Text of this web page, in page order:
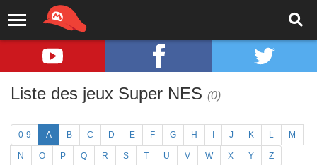
Liste des jeux Super NES (0)
0-9 A B C D E F G H J K L M
N O P Q R S T U V W X Y Z